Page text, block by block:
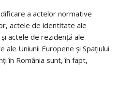
a actelor normative
actele de identitate ale
actele de rezidenţă ale
Uniunii Europene şi Spaţiului
în România sunt, în fapt,